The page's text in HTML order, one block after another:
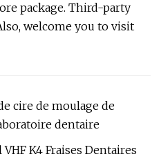
package. Third-party
welcome you to visit
cire de moulage de
dentaire
K4 Fraises Dentaires